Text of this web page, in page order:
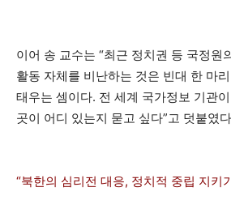
이어 송 교수는 “최근 정치권 등 국정원
활동 자체를 비난하는 것은 빈대 한 마
태우는 셈이다. 전 세계 국가정보 기관
곳이 어디 있는지 묻고 싶다”고 덧붙였
“북한의 심리전 대응, 정치적 중립 지키